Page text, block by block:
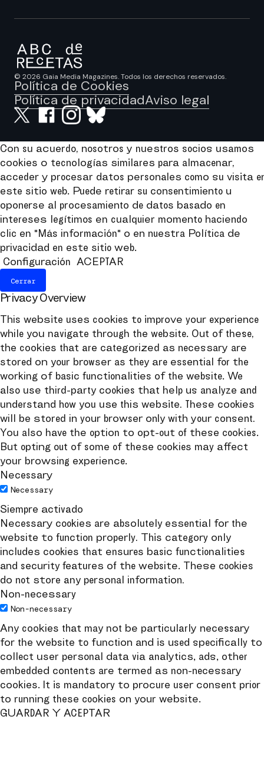
© 2026 Gaia Media Magazines. Todos los derechos reservados.
Política de Cookies
Política de privacidadAviso legal
Con su acuerdo, nosotros y nuestros socios usamos
cookies o tecnologías similares para almacenar,
acceder y procesar datos personales como su visita
este sitio web. Puede retirar su consentimiento u
oponerse al procesamiento de datos basado en
intereses legítimos en cualquier momento haciendo
clic en "Más información" o en nuestra Política de
privacidad en este sitio web.
Configuración
ACEPTAR
Cerrar
Privacy Overview
This website uses cookies to improve your experience
while you navigate through the website. Out of these,
the cookies that are categorized as necessary are
stored on your browser as they are essential for the
working of basic functionalities of the website. We
also use third-party cookies that help us analyze and
understand how you use this website. These cookies
will be stored in your browser only with your consent.
You also have the option to opt-out of these cookies.
But opting out of some of these cookies may affect
your browsing experience.
Necessary
Necessary
Siempre activado
Necessary cookies are absolutely essential for the
website to function properly. This category only
includes cookies that ensures basic functionalities
and security features of the website. These cookies
do not store any personal information.
Non-necessary
Non-necessary
Any cookies that may not be particularly necessary
for the website to function and is used specifically to
collect user personal data via analytics, ads, other
embedded contents are termed as non-necessary
cookies. It is mandatory to procure user consent prior
to running these cookies on your website.
GUARDAR Y ACEPTAR